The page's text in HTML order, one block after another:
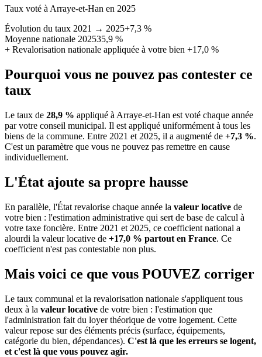
Taux voté à Arraye-et-Han en 2025
Évolution du taux 2021 → 2025+7,3 %
Moyenne nationale 202535,9 %
+ Revalorisation nationale appliquée à votre bien +17,0 %
Pourquoi vous ne pouvez pas contester ce
taux
Le taux de 28,9 % appliqué à Arraye-et-Han est voté chaque année
par votre conseil municipal. Il est appliqué uniformément à tous les
biens de la commune. Entre 2021 et 2025, il a augmenté de +7,3 %.
C'est un paramètre que vous ne pouvez pas remettre en cause
individuellement.
L'État ajoute sa propre hausse
En parallèle, l'État revalorise chaque année la valeur locative de
votre bien : l'estimation administrative qui sert de base de calcul à
votre taxe foncière. Entre 2021 et 2025, ce coefficient national a
alourdi la valeur locative de +17,0 % partout en France. Ce
coefficient n'est pas contestable non plus.
Mais voici ce que vous POUVEZ corriger
Le taux communal et la revalorisation nationale s'appliquent tous
deux à la valeur locative de votre bien : l'estimation que
l'administration fait du loyer théorique de votre logement. Cette
valeur repose sur des éléments précis (surface, équipements,
catégorie du bien, dépendances). C'est là que les erreurs se logent,
et c'est là que vous pouvez agir.